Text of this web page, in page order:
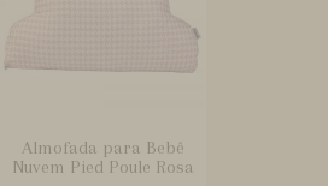
Almofada para Bebê
Nuvem Pied Poule Rosa